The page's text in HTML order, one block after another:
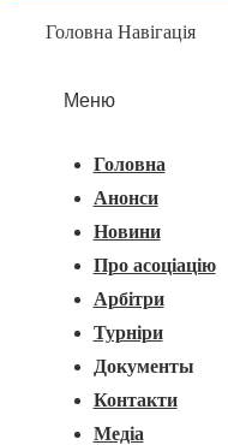
Головна Навігація
Меню
Головна
Анонси
Новини
Про асоціацію
Арбітри
Турніри
Документы
Контакти
Медіа